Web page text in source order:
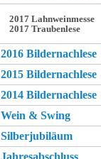
2017 Lahnweinmesse
2017 Traubenlese
2016 Bildernachlese
2015 Bildernachlese
2014 Bildernachlese
Wein & Swing
Silberjubiläum
Jahresabschluss